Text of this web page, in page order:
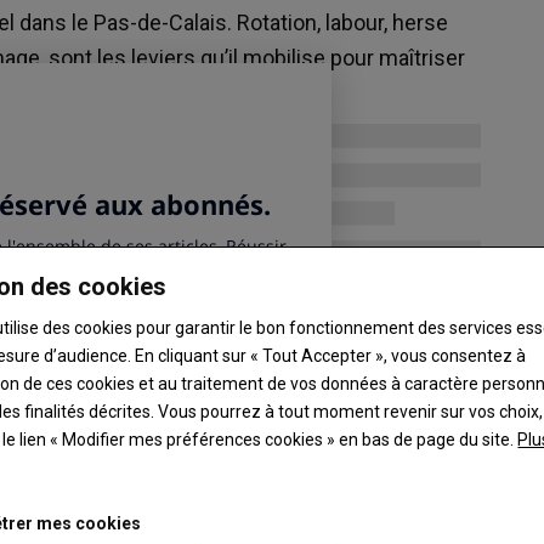
le Pas-de-Calais. Rotation, labour, herse
sont les leviers qu’il mobilise pour maîtriser
Maïs
250.25 €/t
Graines de soja
11.565 $/boiss.
des cookies
des cookies pour garantir le bon fonctionnement des services
d’audience. En cliquant sur « Tout Accepter », vous consentez à
de ces cookies et au traitement de vos données à caractère
finalités décrites. Vous pourrez à tout moment revenir sur vos
lien « Modifier mes préférences cookies » en bas de page du site.
mes cookies